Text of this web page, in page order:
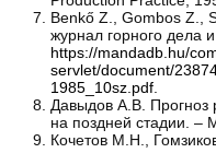
Benkő Z., Gombos Z.,
журнал горного дела
https://mandadb.hu/
servlet/document/
1985_10sz.pdf.
Давыдов А.В. Прогноз
на поздней стадии. –
Кочетов М.Н.,